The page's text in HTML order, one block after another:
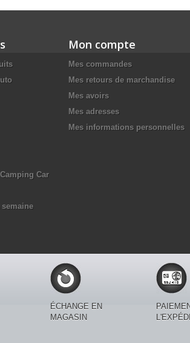
Car
Mon compte
Mes commandes
Mes retours de marchandise
Mes avoirs
Mes adresses
Mes informations personnelles
ÉCHANGE EN
MAGASIN